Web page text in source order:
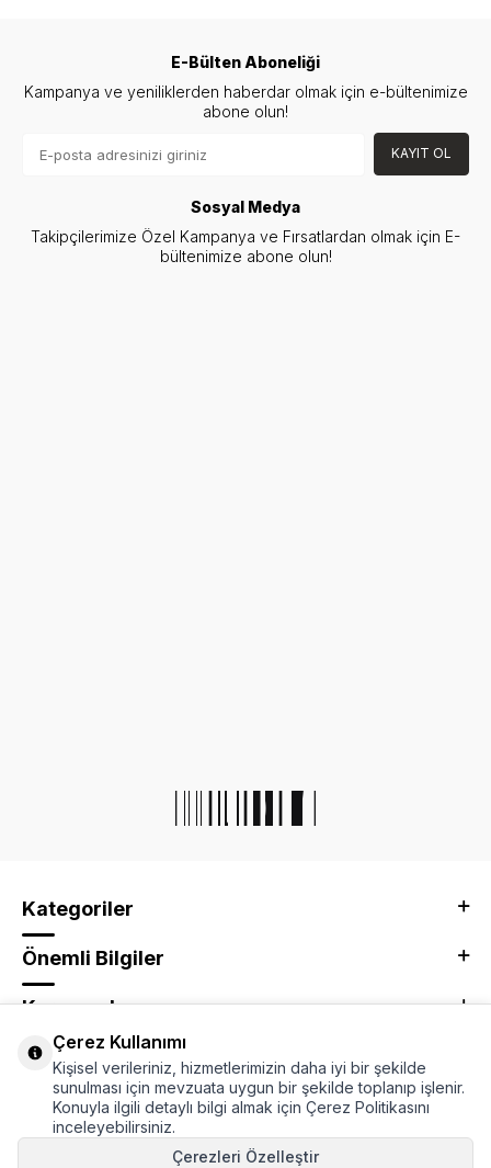
E-Bülten Aboneliği
Kampanya ve yeniliklerden haberdar olmak için e-bültenimize
abone olun!
KAYIT OL
Sosyal Medya
Takipçilerimize Özel Kampanya ve Fırsatlardan olmak için E-
bültenimize abone olun!
Kategoriler
Önemli Bilgiler
Kurumsal
Adres & İletişim
Çerez Kullanımı
Kişisel verileriniz, hizmetlerimizin daha iyi bir şekilde
sunulması için mevzuata uygun bir şekilde toplanıp işlenir.
Konuyla ilgili detaylı bilgi almak için Çerez Politikasını
inceleyebilirsiniz.
Çerezleri Özelleştir